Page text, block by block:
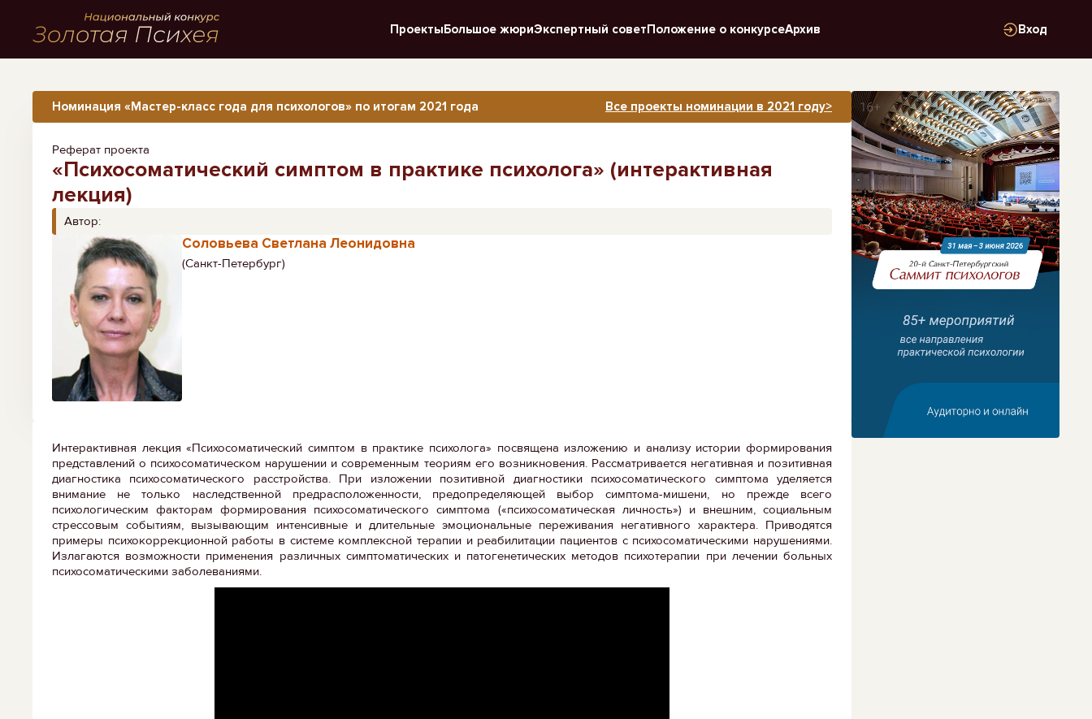
Вход
ПроектыБольшое жюриЭкспертный советПоложение о конкурсеАрхив
Номинация «Мастер-класс года для психологов» по итогам 2021 года Все проекты номинации в 2021 году>
Реферат проекта
«Психосоматический симптом в практике психолога» (интерактивная
лекция)
Автор:
Соловьева Светлана Леонидовна
(Санкт-Петербург)
Интерактивная лекция «Психосоматический симптом в практике психолога» посвящена изложению и анализу истории формирования
представлений о психосоматическом нарушении и современным теориям его возникновения. Рассматривается негативная и позитивная
диагностика психосоматического расстройства. При изложении позитивной диагностики психосоматического симптома уделяется
внимание не только наследственной предрасположенности, предопределяющей выбор симптома-мишени, но прежде всего
психологическим факторам формирования психосоматического симптома («психосоматическая личность») и внешним, социальным
стрессовым событиям, вызывающим интенсивные и длительные эмоциональные переживания негативного характера. Приводятся
примеры психокоррекционной работы в системе комплексной терапии и реабилитации пациентов с психосоматическими нарушениями.
Излагаются возможности применения различных симптоматических и патогенетических методов психотерапии при лечении больных
психосоматическими заболеваниями.
Реклама